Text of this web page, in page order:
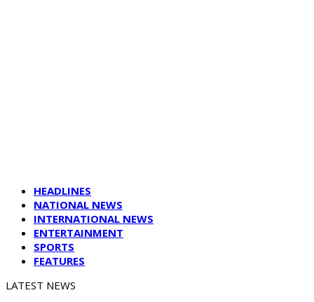
HEADLINES
NATIONAL NEWS
INTERNATIONAL NEWS
ENTERTAINMENT
SPORTS
FEATURES
LATEST NEWS